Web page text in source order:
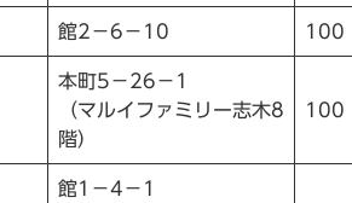
館2－6－10 100
本町5－26－1
（マルイファミリー志木8
階）
100
館1－4－1